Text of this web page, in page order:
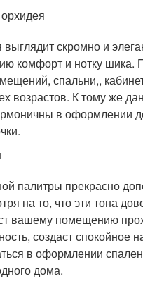
скромно и
комфорт и нотку шика.
спальни,,
возрастов. К тому же
в оформлении
палитры прекрасно
на то, что эти тона
вашему помещению
создаст спокойное
в оформлении
дома.